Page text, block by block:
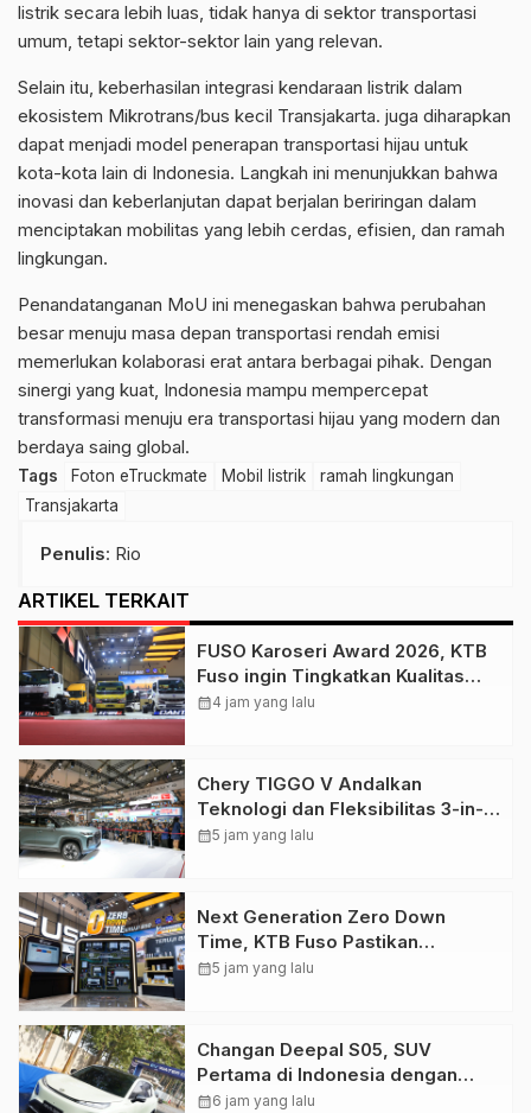
listrik secara lebih luas, tidak hanya di sektor transportasi
umum, tetapi sektor-sektor lain yang relevan.
Selain itu, keberhasilan integrasi kendaraan listrik dalam
ekosistem Mikrotrans/bus kecil Transjakarta. juga diharapkan
dapat menjadi model penerapan transportasi hijau untuk
kota-kota lain di Indonesia. Langkah ini menunjukkan bahwa
inovasi dan keberlanjutan dapat berjalan beriringan dalam
menciptakan mobilitas yang lebih cerdas, efisien, dan ramah
lingkungan.
Penandatanganan MoU ini menegaskan bahwa perubahan
besar menuju masa depan transportasi rendah emisi
memerlukan kolaborasi erat antara berbagai pihak. Dengan
sinergi yang kuat, Indonesia mampu mempercepat
transformasi menuju era transportasi hijau yang modern dan
berdaya saing global.
Tags Foton eTruckmate Mobil listrik
ramah lingkungan
Transjakarta
Penulis: Rio
ARTIKEL TERKAIT
FUSO Karoseri Award 2026, KTB
Fuso ingin Tingkatkan Kualitas
Industri Karoseri Dalam Negeri
calendar_month4 jam yang lalu
Chery TIGGO V Andalkan
Teknologi dan Fleksibilitas 3-in-1
untuk Pasar Indonesia
calendar_month5 jam yang lalu
Next Generation Zero Down
Time, KTB Fuso Pastikan
Kendaraan Niaga Konsumen tetap
calendar_month5 jam yang lalu
Changan Deepal S05, SUV
Pertama di Indonesia dengan
Teknologi BEV & REEV
calendar_month6 jam yang lalu